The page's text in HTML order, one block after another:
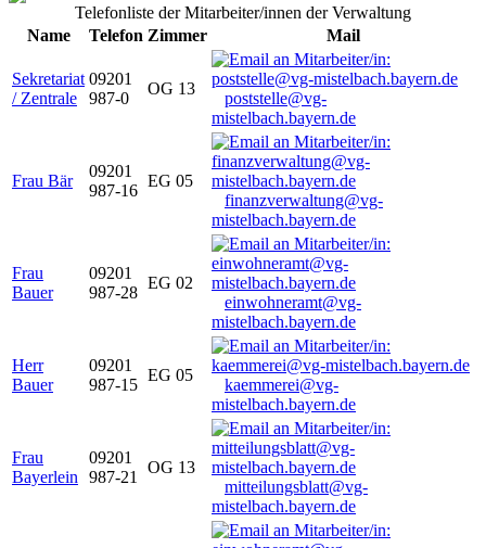
Telefonliste der Mitarbeiter/innen der Verwaltung
Name
Telefon Zimmer Mail
Sekretariat
/ Zentrale
09201
987-0
OG 13
poststelle@vg-
mistelbach.bayern.de
Frau Bär
09201
987-16
EG 05
finanzverwaltung@vg-
mistelbach.bayern.de
Frau
Bauer
09201
987-28
EG 02
einwohneramt@vg-
mistelbach.bayern.de
Herr
Bauer
09201
987-15
EG 05
kaemmerei@vg-
mistelbach.bayern.de
Frau
Bayerlein
09201
987-21
OG 13
mitteilungsblatt@vg-
mistelbach.bayern.de